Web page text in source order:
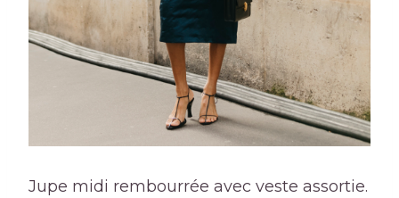
Jupe midi rembourrée avec veste assortie.